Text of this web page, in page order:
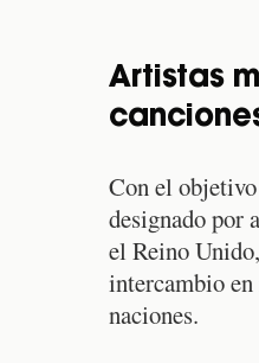
Artistas
Con el
designado por
el Reino
intercambio
naciones.